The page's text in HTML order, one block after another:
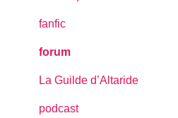
fanfic
forum
La Guilde d’Altaride
podcast